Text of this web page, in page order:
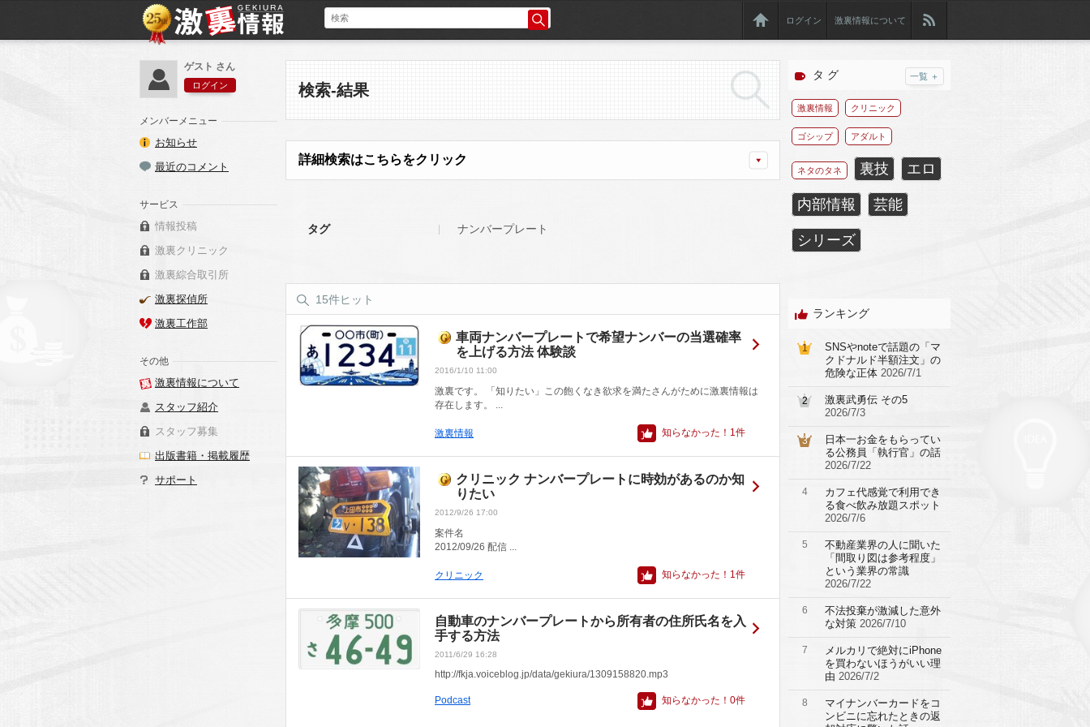
ログイン 激裏情報について
検索-結果
詳細検索はこちらをクリック
タグ ナンバープレート
15件ヒット
車両ナンバープレートで希望ナンバーの当選確率
を上げる方法 体験談
2016/1/10 11:00
激裏です。 「知りたい」この飽くなき欲求を満たさんがために激裏情報は
存在します。 ...
激裏情報 知らなかった！ 1件
クリニック ナンバープレートに時効があるのか知
りたい
2012/9/26 17:00
案件名
2012/09/26 配信 ...
クリニック 知らなかった！ 1件
自動車のナンバープレートから所有者の住所氏名を入
手する方法
2011/6/29 16:28
http://fkja.voiceblog.jp/data/gekiura/1309158820.mp3
Podcast 知らなかった！ 0件
ゲスト さん
ログイン
メンバーメニュー
お知らせ
最近のコメント
サービス
情報投稿
激裏クリニック
激裏綜合取引所
激裏探偵所
激裏工作部
その他
激裏情報について
スタッフ紹介
スタッフ募集
出版書籍・掲載履歴
サポート
タ グ 一覧 ＋
激裏情報 クリニック
ゴシップ アダルト
ネタのタネ 裏技 エロ
内部情報 芸能
シリーズ
ランキング
1
SNSやnoteで話題の「マ
クドナルド半額注文」の
危険な正体 2026/7/1
2
激裏武勇伝 その5
2026/7/3
3
日本一お金をもらってい
る公務員「執行官」の話
2026/7/22
4
カフェ代感覚で利用でき
る食べ飲み放題スポット
2026/7/6
5
不動産業界の人に聞いた
「間取り図は参考程度」
という業界の常識
2026/7/22
6
不法投棄が激減した意外
な対策 2026/7/10
7
メルカリで絶対にiPhone
を買わないほうがいい理
由 2026/7/2
8
マイナンバーカードをコ
ンビニに忘れたときの返